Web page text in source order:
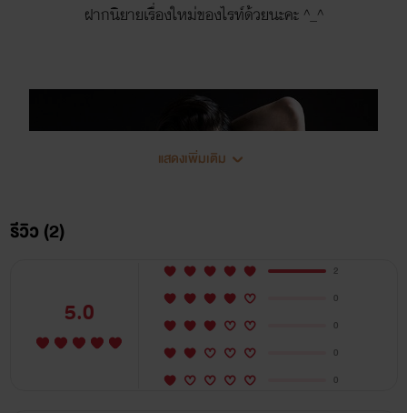
ฝากนิยายเรื่องใหม่ของไรท์ด้วยนะคะ ^_^
แสดงเพิ่มเติม
รีวิว (2)
5.0
2
0
0
0
0